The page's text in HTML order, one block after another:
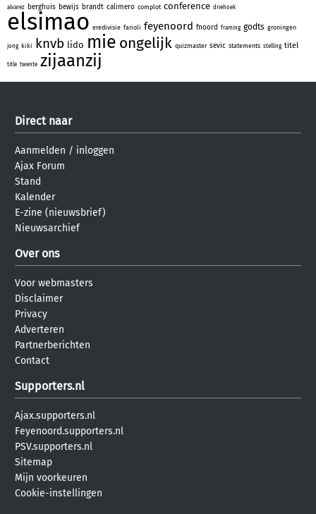
alvarez berghuis bewijs brandt calimero complot conference driehoek
elsimao eredivisie farioli feyenoord fnoord framing godts groningen
jong kiki knvb lido mie ongelijk quizmaster sevic statements stelling titel
title twente zijaanzij
Direct naar
Aanmelden / inloggen
Ajax Forum
Stand
Kalender
E-zine (nieuwsbrief)
Nieuwsarchief
Over ons
Voor webmasters
Disclaimer
Privacy
Adverteren
Partnerberichten
Contact
Supporters.nl
Ajax.supporters.nl
Feyenoord.supporters.nl
PSV.supporters.nl
Sitemap
Mijn voorkeuren
Cookie-instellingen